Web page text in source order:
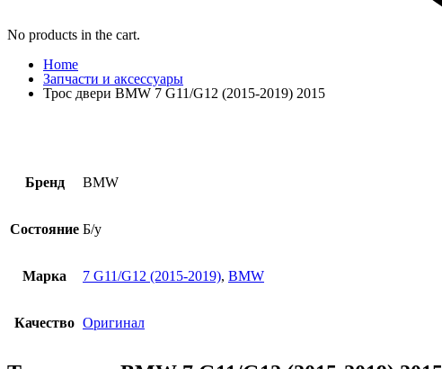
No products in the cart.
Home
Запчасти и аксессуары
Трос двери BMW 7 G11/G12 (2015-2019) 2015
Бренд BMW
Состояние Б/у
Марка 7 G11/G12 (2015-2019), BMW
Качество Оригинал